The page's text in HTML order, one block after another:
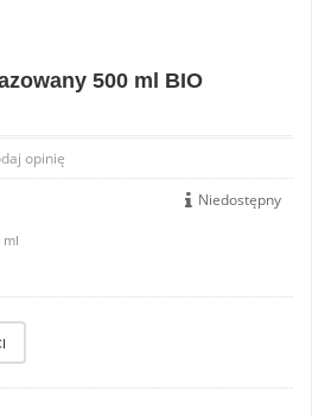
500 ml BIO
opinię
ml
Niedostępny